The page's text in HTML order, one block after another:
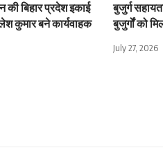
की बिहार प्रदेश इकाई
कुमार बने कार्यवाहक
बुजुर्ग
बुजुर्गों को
July 27, 2026